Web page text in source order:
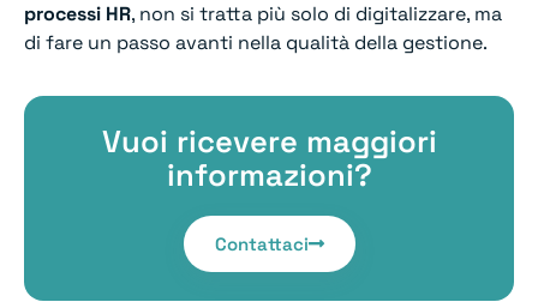
processi HR, non si tratta più solo di digitalizzare, ma
di fare un passo avanti nella qualità della gestione.
Vuoi ricevere maggiori
informazioni?
Contattaci